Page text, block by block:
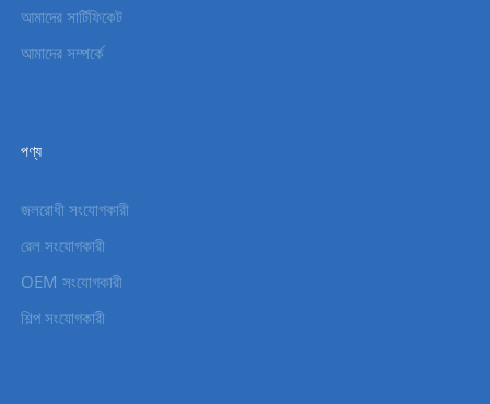
আমাদের সার্টিফিকেট
আমাদের সম্পর্কে
পণ্য
জলরোধী সংযোগকারী
রেল সংযোগকারী
OEM সংযোগকারী
শিল্প সংযোগকারী